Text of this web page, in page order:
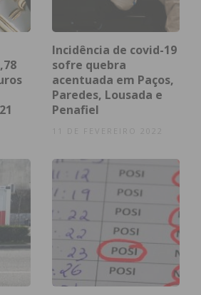
participar.
VIEW AS LIST SLIDESHOW
a newsletter do
Imediato
newsletter por e-mail e
regular a informação
Incidência de covid-19
sofre quebra
acentuada em Paços,
Paredes, Lousada e
Penafiel